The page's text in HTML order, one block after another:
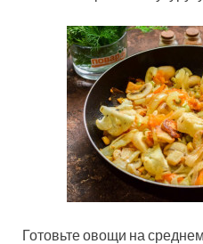
Готовьте овощи на